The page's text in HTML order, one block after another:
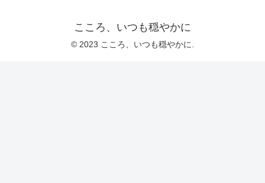
こころ、いつも穏やかに
© 2023 こころ、いつも穏やかに.